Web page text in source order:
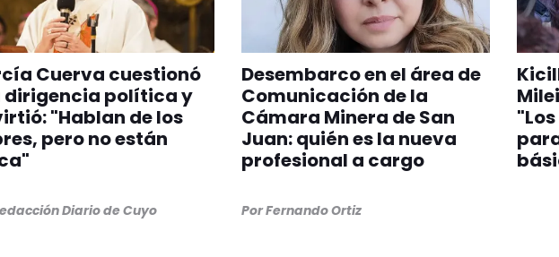
Cuerva cuestionó
dirigencia política y
"Hablan de los
pero no están
Diario de Cuyo
Desembarco en el área de
Comunicación de la
Cámara Minera de San
Juan: quién es la nueva
profesional a cargo
PorFernando Ortiz